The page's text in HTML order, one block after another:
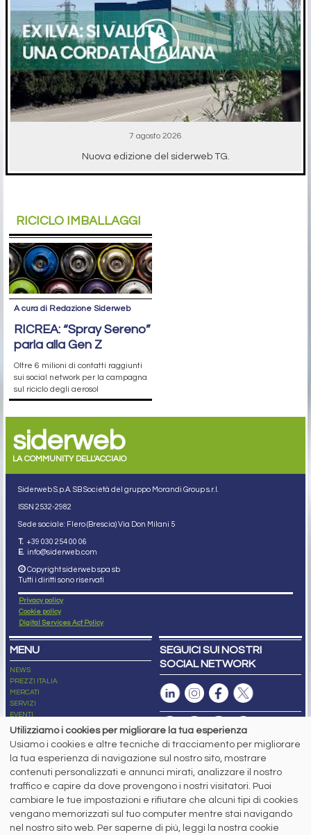
7 agosto 2026
Nuova edizione del siderweb TG.
RICICLO IMBALLAGGI
A cura di Redazione Siderweb
RICREA: “Spray Sereno”
parla alla Gen Z
Oltre 6 milioni di contatti raggiunti
sui social network per la campagna
sul riciclo degli aerosol
siderweb
LA COMMUNITY DELL'ACCIAIO
Siderweb S.p.A. SB Società del gruppo Morandi Group s.r.l.
ISSN 2532-2982
Sede sociale: Flero (Brescia) Via Don Milani 5
T. +39 030 254 00 06
E. info@siderweb.com
Copyright siderweb spa sb
Tutti i diritti sono riservati
Privacy policy
Cookie policy
Digital Services Act Policy
MENU
NEWS
PREZZI ITALIA
MERCATI
SERVIZI
EVENTI
ABBONAMENTI
NEWSLETTER
SEGUICI SUI NOSTRI
SOCIAL NETWORK
Capitale Sociale: 190.000€ interamente versato
Registro delle Imprese di Brescia
Codice Fiscale e Partita I.V.A.:IT03562320170
R.E.A. n. 419331
www.siderweb.com: Autorizzazione del Tribunale di Brescia n. 11/2004 del 17
marzo 2004, Iscrizione al R.O.C. n. 26116.
Utilizziamo i cookies per migliorare la tua esperienza
Usiamo i cookies e altre tecniche di tracciamento per migliorare
la tua esperienza di navigazione sul nostro sito, mostrare
contenuti personalizzati e annunci mirati, analizzare il nostro
traffico e capire da dove provengono i nostri visitatori. Puoi
cambiare le tue impostazioni e rifiutare che alcuni tipi di cookies
vengano memorizzati sul tuo computer mentre stai navigando
nel nostro sito web. Per saperne di più, leggi la nostra cookie